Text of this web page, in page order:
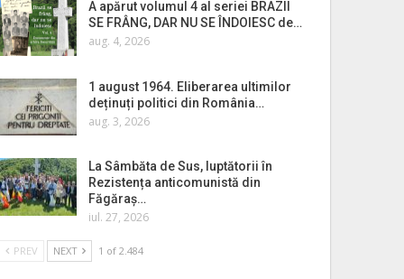
A apărut volumul 4 al seriei BRAZII
SE FRÂNG, DAR NU SE ÎNDOIESC de…
aug. 4, 2026
1 august 1964. Eliberarea ultimilor
deținuți politici din România…
aug. 3, 2026
La Sâmbăta de Sus, luptătorii în
Rezistența anticomunistă din
Făgăraș…
iul. 27, 2026
PREV NEXT 1 of 2.484